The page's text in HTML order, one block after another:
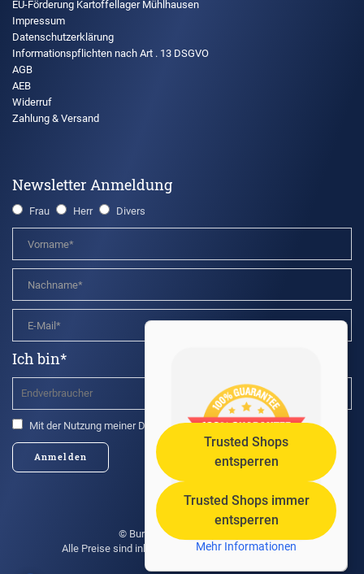
EU-Förderung Kartoffellager Mühlhausen
Impressum
Datenschutzerklärung
Informationspflichten nach Art . 13 DSGVO
AGB
AEB
Widerruf
Zahlung & Versand
Newsletter Anmeldung
Frau Herr Divers
Ich bin*
Mit der Nutzung meiner Daten bin ich einverstanden.*
Anmelden
© Burgis GmbH 2021 - 2026
Alle Preise sind inkl. MwSt. und zzgl. Versandkosten.
Trusted Shops
entsperren
Trusted Shops immer
entsperren
Mehr Informationen